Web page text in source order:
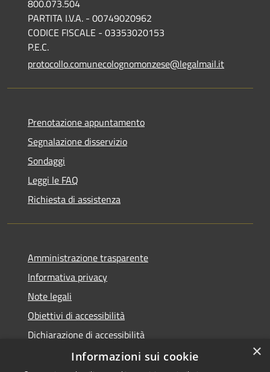
800.073.504
PARTITA I.V.A. - 00749020962
CODICE FISCALE - 03353020153
P.E.C.
protocollo.comunecolognomonzese@legalmail.it
Prenotazione appuntamento
Segnalazione disservizio
Sondaggi
Leggi le FAQ
Richiesta di assistenza
Amministrazione trasparente
Informativa privacy
Note legali
Obiettivi di accessibilità
Dichiarazione di accessibilità
Open Data
×
Informazioni sui cookie